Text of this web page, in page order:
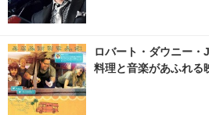
ロバート・ダウニー・
料理と音楽があふれる